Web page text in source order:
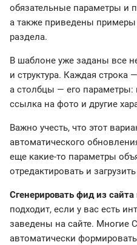
обязательные параметры и
а также приведены
раздела.
В шаблоне уже заданы все
и структура. Каждая строка
а столбцы — его параметры:
ссылка на фото и другие
Важно учесть, что этот
автоматического
еще какие-то параметры
отредактировать и
Сгенерировать фид из сайта
подходит, если у вас есть
заведены на сайте. Многие
автоматически